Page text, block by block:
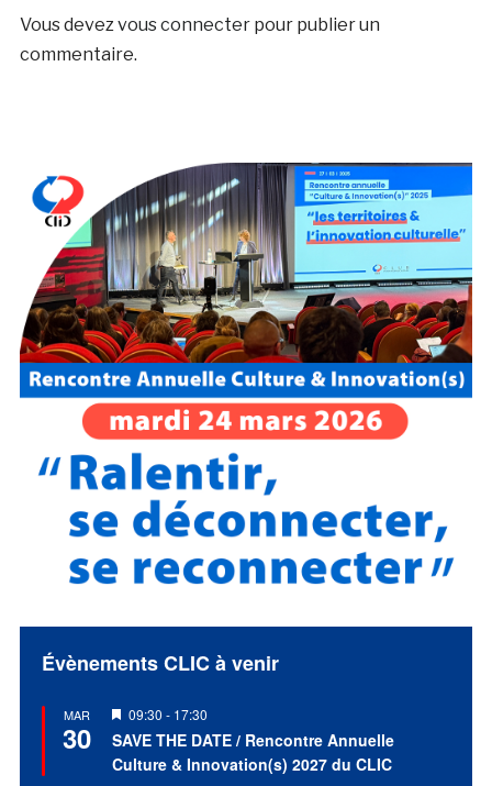
Vous devezvous connecterpour publier un
commentaire.
Évènements CLIC à venir
MAR
30
Mis
en
avant
09:30 - 17:30
SAVE THE DATE / Rencontre Annuelle
Culture & Innovation(s) 2027 du CLIC